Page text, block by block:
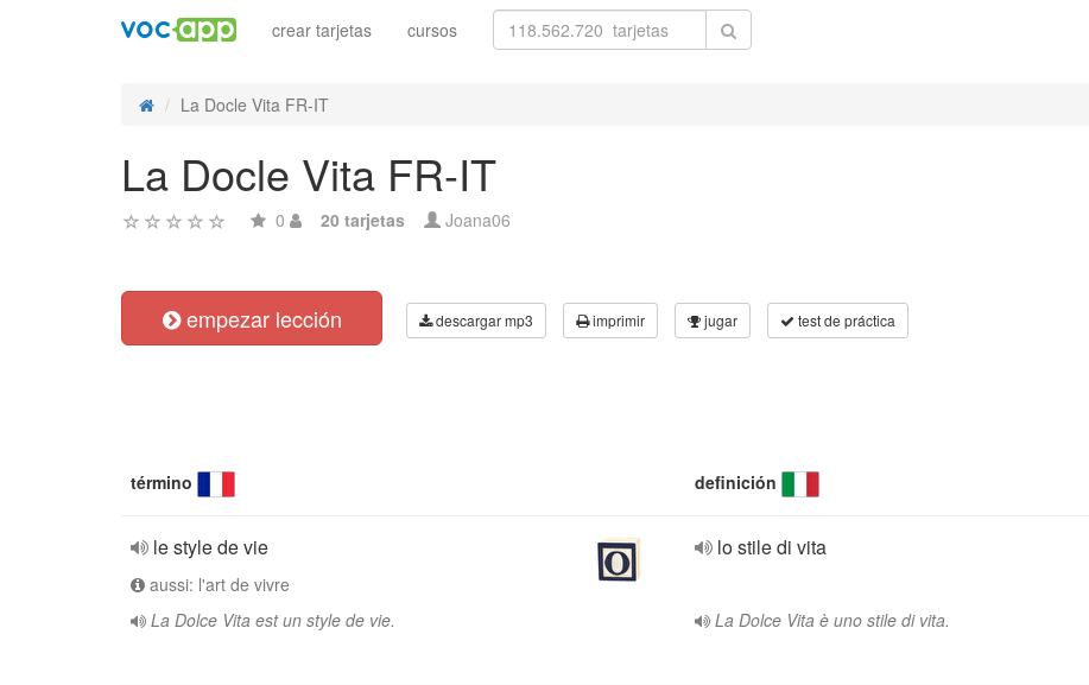
crear tarjetas cursos
La Docle Vita FR-IT
La Docle Vita FR-IT
0 20 tarjetas Joana06
empezar lección descargar mp3 imprimir jugar test de práctica
término definición
le style de vie
aussi: l'art de vivre
La Dolce Vita est un style de vie.
lo stile di vita
La Dolce Vita è uno stile di vita.